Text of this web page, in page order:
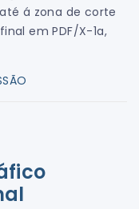
á zona de corte
em PDF/X-1a,